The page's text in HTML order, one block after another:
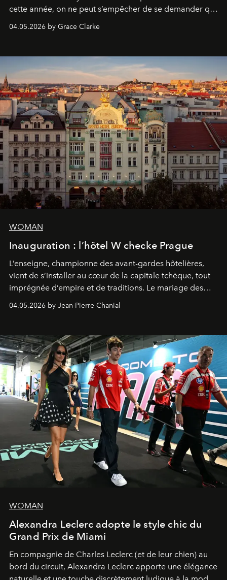
cette année, on ne peut s’empêcher de se demander qui
04.05.2026 by Grace Clarke
WOMAN
Inauguration : l’hôtel W checke Prague
L’enseigne, championne des avant-gardes hôtelières,
vient de s’installer au cœur de la capitale tchèque, tout
imprégnée d’empire et de traditions. Le mariage des
04.05.2026 by Jean-Pierre Chanial
WOMAN
Alexandra Leclerc adopte le style chic du
Grand Prix de Miami
En compagnie de Charles Leclerc (et de leur chien) au
bord du circuit, Alexandra Leclerc apporte une élégance